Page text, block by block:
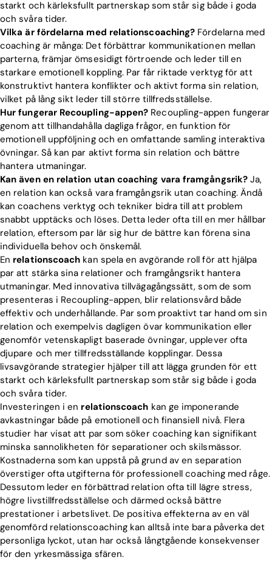
starkt och kärleksfullt partnerskap som står sig både i goda
och svåra tider.
Vilka är fördelarna med relationscoaching? Fördelarna med
coaching är många: Det förbättrar kommunikationen mellan
parterna, främjar ömsesidigt förtroende och leder till en
starkare emotionell koppling. Par får riktade verktyg för att
konstruktivt hantera konflikter och aktivt forma sin relation,
vilket på lång sikt leder till större tillfredsställelse.
Hur fungerar Recoupling-appen? Recoupling-appen fungerar
genom att tillhandahålla dagliga frågor, en funktion för
emotionell uppföljning och en omfattande samling interaktiva
övningar. Så kan par aktivt forma sin relation och bättre
hantera utmaningar.
Kan även en relation utan coaching vara framgångsrik?Ja,
en relation kan också vara framgångsrik utan coaching. Ändå
kan coachens verktyg och tekniker bidra till att problem
snabbt upptäcks och löses. Detta leder ofta till en mer hållbar
relation, eftersom par lär sig hur de bättre kan förena sina
individuella behov och önskemål.
En relationscoach kan spela en avgörande roll för att hjälpa
par att stärka sina relationer och framgångsrikt hantera
utmaningar. Med innovativa tillvägagångssätt, som de som
presenteras i Recoupling-appen, blir relationsvård både
effektiv och underhållande. Par som proaktivt tar hand om sin
relation och exempelvis dagligen övar kommunikation eller
genomför vetenskapligt baserade övningar, upplever ofta
djupare och mer tillfredsställande kopplingar. Dessa
livsavgörande strategier hjälper till att lägga grunden för ett
starkt och kärleksfullt partnerskap som står sig både i goda
och svåra tider.
Investeringen i en relationscoach kan ge imponerande
avkastningar både på emotionell och finansiell nivå. Flera
studier har visat att par som söker coaching kan signifikant
minska sannolikheten för separationer och skilsmässor.
Kostnaderna som kan uppstå på grund av en separation
överstiger ofta utgifterna för professionell coaching med råge.
Dessutom leder en förbättrad relation ofta till lägre stress,
högre livstillfredsställelse och därmed också bättre
prestationer i arbetslivet. De positiva effekterna av en väl
genomförd relationscoaching kan alltså inte bara påverka det
personliga lyckot, utan har också långtgående konsekvenser
för den yrkesmässiga sfären.